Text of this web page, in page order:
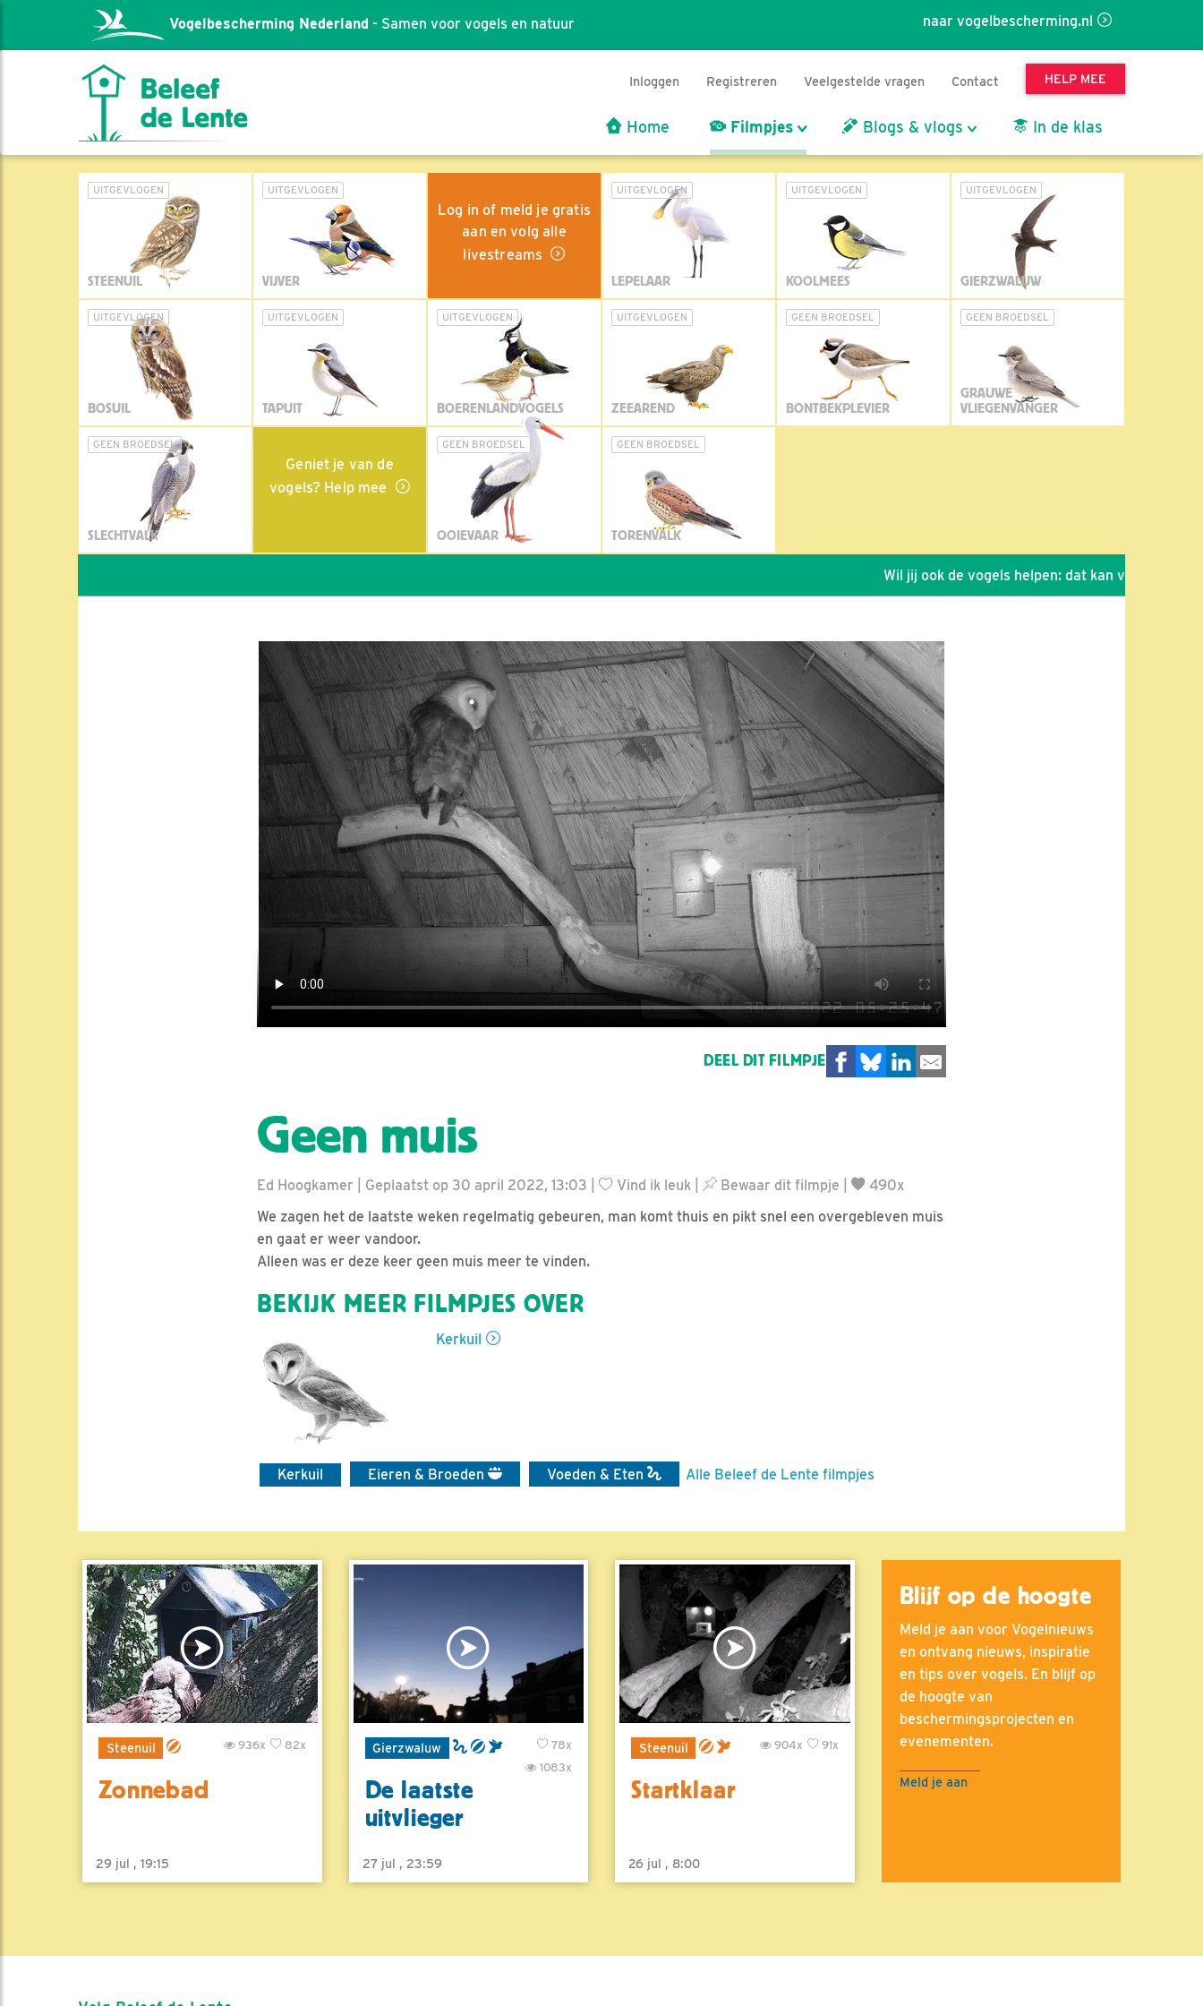
naar vogelbescherming.nl
Vogelbescherming Nederland - Samen voor vogels en natuur
Inloggen Registreren Veelgestelde vragen Contact HELP MEE
Home Filmpjes Blogs & vlogs In de klas
UITGEVLOGEN
STEENUIL
UITGEVLOGEN
VIJVER
Log in of meld je gratis
aan en volg alle
livestreams
UITGEVLOGEN
LEPELAAR
UITGEVLOGEN
KOOLMEES
UITGEVLOGEN
GIERZWALUW
UITGEVLOGEN
BOSUIL
UITGEVLOGEN
TAPUIT
UITGEVLOGEN
BOERENLANDVOGELS
UITGEVLOGEN
ZEEAREND
GEEN BROEDSEL
BONTBEKPLEVIER
GEEN BROEDSEL
GRAUWE
VLIEGENVANGER
GEEN BROEDSEL
SLECHTVALK
Geniet je van de
vogels? Help mee
GEEN BROEDSEL
OOIEVAAR
GEEN BROEDSEL
TORENVALK
Wil jij ook de vogels helpen: dat kan via de link!
DEEL DIT FILMPJE
Geen muis
Ed Hoogkamer | Geplaatst op 30 april 2022, 13:03 | Vind ik leuk Bewaar dit filmpje
490x
We zagen het de laatste weken regelmatig gebeuren, man komt thuis en pikt snel een overgebleven muis
en gaat er weer vandoor.
Alleen was er deze keer geen muis meer te vinden.
BEKIJK MEER FILMPJES OVER
Kerkuil
Kerkuil Eieren & Broeden Voeden & Eten Alle Beleef de Lente filmpjes
Steenuil 82x
936x
Zonnebad
29 jul , 19:15
Gierzwaluw
78x
1083x
De laatste
uitvlieger
27 jul , 23:59
Steenuil 91x
904x
Startklaar
26 jul , 8:00
Blijf op de hoogte
Meld je aan voor Vogelnieuws
en ontvang nieuws, inspiratie
en tips over vogels. En blijf op
de hoogte van
beschermingsprojecten en
evenementen.
Meld je aan